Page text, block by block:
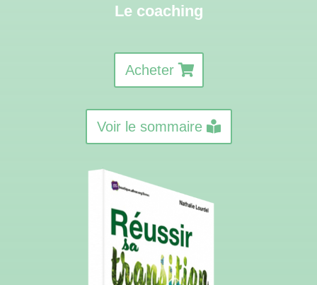
Le coaching
Acheter
Voir le sommaire